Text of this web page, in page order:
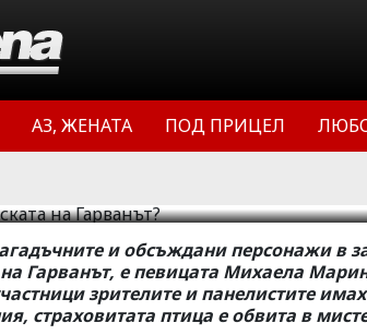
АЗ, ЖЕНАТА ПОД ПРИЦЕЛ
крие зад
и обсъждани персонажи в
на Гарванът, е певицата Михаела
зрителите и панелистите
страховитата птица е обвита в